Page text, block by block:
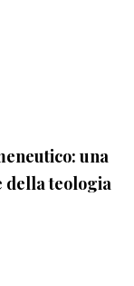
una
della teologia